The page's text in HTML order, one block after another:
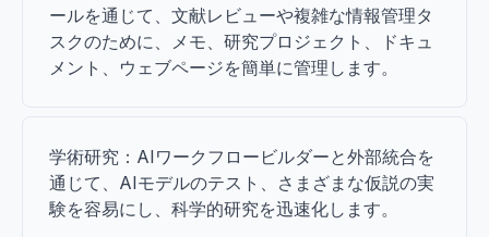
ールを通じて、文献レビューや複雑な情報管理タ
スクのために、メモ、研究プロジェクト、ドキュ
メント、ウェブページを簡単に管理します。
学術研究：AIワークフロービルダーと外部統合を
通じて、AIモデルのテスト、さまざまな仮説の実
験を容易にし、科学的研究を迅速化します。